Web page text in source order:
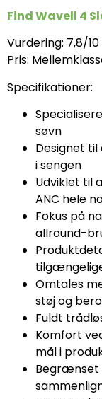
Find Wavell 4
Vurdering: 7,8/10
Pris:
Specifikationer:
søvn
Designet
i sengen
Udviklet til
ANC hele
Fokus på
allround-
Omtales
støj og
Fuldt
Komfort
mål i
Begrænset